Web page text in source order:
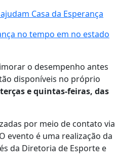
Casa da Esperança
no tempo em no estado
o desempenho antes
disponíveis no próprio
terças e quintas-feiras, das
por meio de contato via
evento é uma realização da
da Diretoria de Esporte e